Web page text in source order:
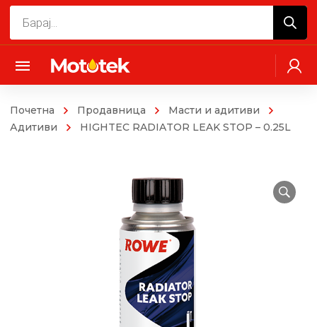
Почетна Продавница
Масти и адитиви
Адитиви
HIGHTEC RADIATOR LEAK STOP – 0.25L